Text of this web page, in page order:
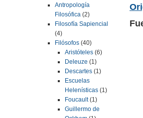
Antropología
Filosófica (2)
Filosofía Sapiencial
(4)
Filósofos (40)
Aristóteles (6)
Deleuze (1)
Descartes (1)
Escuelas
Helenísticas (1)
Foucault(1)
Guillermo de